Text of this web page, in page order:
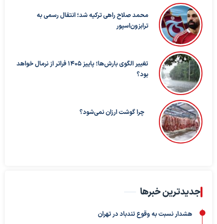
محمد صلاح راهی ترکیه شد؛ انتقال رسمی به
ترابزون‌اسپور
تغییر الگوی بارش‌ها؛ پاییز ۱۴۰۵ فراتر از نرمال خواهد
بود؟
چرا گوشت ارزان نمی‌شود؟
جدیدترین خبرها
هشدار نسبت به وقوع تندباد در تهران